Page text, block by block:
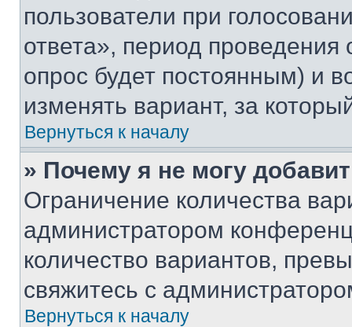
пользователи при
ответа», период проведения
опрос будет постоянным) и
изменять вариант, за
Вернуться к началу
» Почему я не могу
Ограничение количества
администратором
количество вариантов,
свяжитесь с
Вернуться к началу